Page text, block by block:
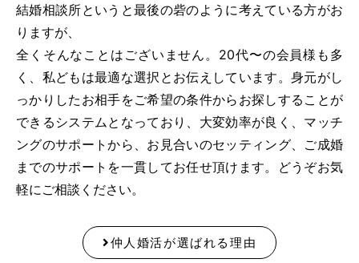
結婚相談所というと最後の砦のように考えている方がお
りますが、
全くそんなことはございません。20代〜の会員様も多
く、私どもは最適な選択とお伝えしています。身元がし
っかりしたお相手をご希望の条件からお探しすることが
できるシステムとなっており、大変効率が良く、マッチ
ングのサポートから、お見合いのセッティング、ご成婚
までのサポートを一貫してお任せ頂けます。どうぞお気
軽にご相談ください。
仲人婚活が選ばれる理由